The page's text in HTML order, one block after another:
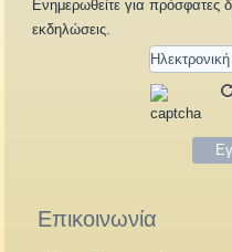
Ενημερωθείτε για πρόσφατες
εκδηλώσεις.
Επικοινωνία